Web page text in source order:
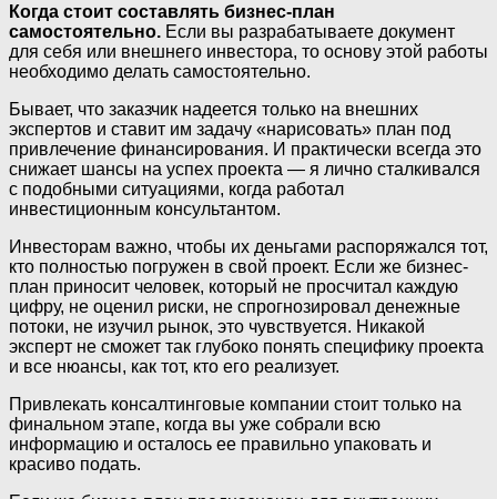
Когда стоит составлять бизнес-план
самостоятельно. Если вы разрабатываете документ
для себя или внешнего инвестора, то основу этой работы
необходимо делать самостоятельно.
Бывает, что заказчик надеется только на внешних
экспертов и ставит им задачу «нарисовать» план под
привлечение финансирования. И практически всегда это
снижает шансы на успех проекта — я лично сталкивался
с подобными ситуациями, когда работал
инвестиционным консультантом.
Инвесторам важно, чтобы их деньгами распоряжался тот,
кто полностью погружен в свой проект. Если же бизнес-
план приносит человек, который не просчитал каждую
цифру, не оценил риски, не спрогнозировал денежные
потоки, не изучил рынок, это чувствуется. Никакой
эксперт не сможет так глубоко понять специфику проекта
и все нюансы, как тот, кто его реализует.
Привлекать консалтинговые компании стоит только на
финальном этапе, когда вы уже собрали всю
информацию и осталось ее правильно упаковать и
красиво подать.